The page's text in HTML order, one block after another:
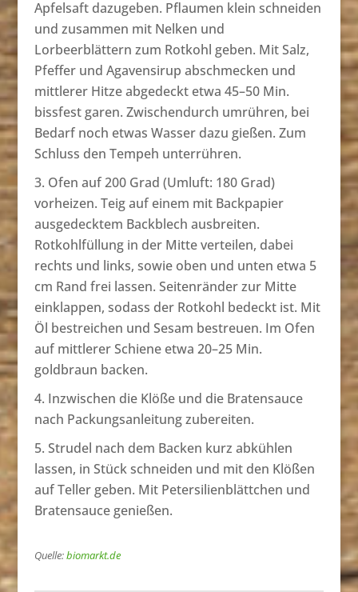
Apfelsaft dazugeben. Pflaumen klein schneiden
und zusammen mit Nelken und
Lorbeerblättern zum Rotkohl geben. Mit Salz,
Pfeffer und Agavensirup abschmecken und
mittlerer Hitze abgedeckt etwa 45–50 Min.
bissfest garen. Zwischendurch umrühren, bei
Bedarf noch etwas Wasser dazu gießen. Zum
Schluss den Tempeh unterrühren.
Ofen auf 200 Grad (Umluft: 180 Grad)
vorheizen. Teig auf einem mit Backpapier
ausgedecktem Backblech ausbreiten.
Rotkohlfüllung in der Mitte verteilen, dabei
rechts und links, sowie oben und unten etwa 5
cm Rand frei lassen. Seitenränder zur Mitte
einklappen, sodass der Rotkohl bedeckt ist. Mit
Öl bestreichen und Sesam bestreuen. Im Ofen
auf mittlerer Schiene etwa 20–25 Min.
goldbraun backen.
Inzwischen die Klöße und die Bratensauce
nach Packungsanleitung zubereiten.
Strudel nach dem Backen kurz abkühlen
lassen, in Stück schneiden und mit den Klößen
auf Teller geben. Mit Petersilienblättchen und
Bratensauce genießen.
Quelle:biomarkt.de